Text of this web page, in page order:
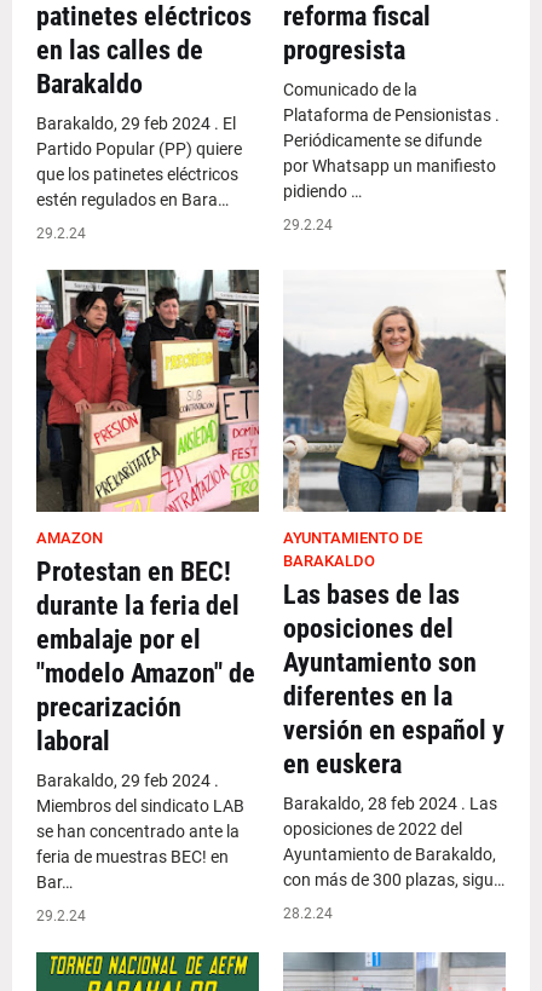
patinetes eléctricos
en las calles de
Barakaldo
Barakaldo, 29 feb 2024 . El
Partido Popular (PP) quiere
que los patinetes eléctricos
estén regulados en Bara…
29.2.24
reforma fiscal
progresista
Comunicado de la
Plataforma de Pensionistas .
Periódicamente se difunde
por Whatsapp un manifiesto
pidiendo …
29.2.24
AMAZON
Protestan en BEC!
durante la feria del
embalaje por el
"modelo Amazon" de
precarización
laboral
Barakaldo, 29 feb 2024 .
Miembros del sindicato LAB
se han concentrado ante la
feria de muestras BEC! en
Bar…
29.2.24
AYUNTAMIENTO DE
BARAKALDO
Las bases de las
oposiciones del
Ayuntamiento son
diferentes en la
versión en español y
en euskera
Barakaldo, 28 feb 2024 . Las
oposiciones de 2022 del
Ayuntamiento de Barakaldo,
con más de 300 plazas, sigu…
28.2.24